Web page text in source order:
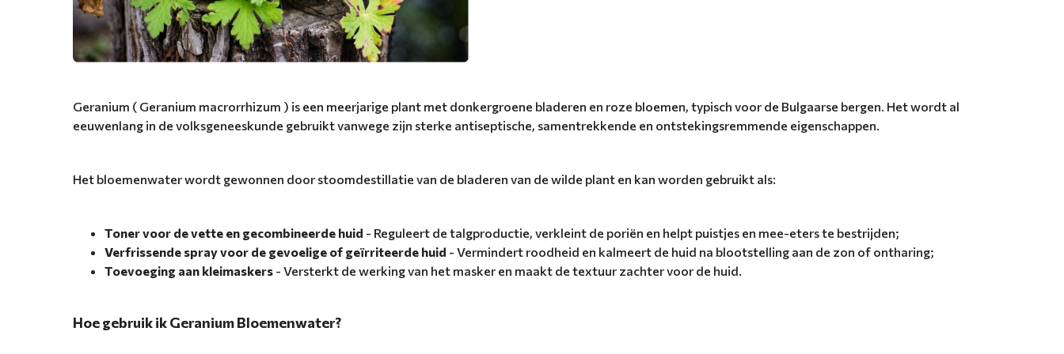
Geranium ( Geranium macrorrhizum ) is een meerjarige plant met donkergroene bladeren en roze bloemen, typisch voor de Bulgaarse bergen. Het wordt al
eeuwenlang in de volksgeneeskunde gebruikt vanwege zijn sterke antiseptische, samentrekkende en ontstekingsremmende eigenschappen.
Het bloemenwater wordt gewonnen door stoomdestillatie van de bladeren van de wilde plant en kan worden gebruikt als:
Toner voor de vette en gecombineerde huid - Reguleert de talgproductie, verkleint de poriën en helpt puistjes en mee-eters te bestrijden;
Verfrissende spray voor de gevoelige of geïrriteerde huid - Vermindert roodheid en kalmeert de huid na blootstelling aan de zon of ontharing;
Toevoeging aan kleimaskers - Versterkt de werking van het masker en maakt de textuur zachter voor de huid.
Hoe gebruik ik Geranium Bloemenwater?